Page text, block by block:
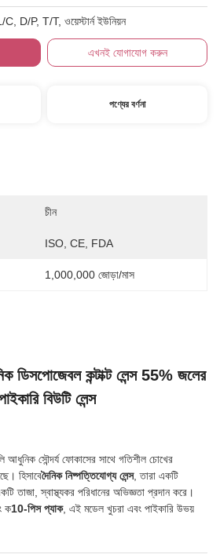
D/P, T/T, ওয়েস্টার্ন ইউনিয়ন
এখনই যোগাযোগ করুন
পণ্যের বর্ণনা
চীন
ISO, CE, FDA
1,000,000 জোড়া/মাস
ডিসপোজেবল কন্টাক্ট লেন্স 55% জলের
বিউটি লেন্স
আধুনিক সৌন্দর্য ফোকাসের সাথে গতিশীল চোখের
হিসাবেদৈনিক নিষ্পত্তিযোগ্য লেন্স, তারা একটি
তাজা, স্বাস্থ্যকর পরিধানের অভিজ্ঞতা প্রদান করে।
ক10-পিস প্যাক, এই মডেল খুচরা এবং পাইকারি উভয়